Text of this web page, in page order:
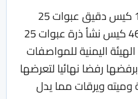
والشحنة عبارة عن 118,000 كيس دقيق عبوات 25
كجم و50 كجم، وكذا 46,000 كيس نشأ ذرة عبوات 25
الهيئة اليمنية للمواصفات
رفضا نهائيا لتعرضها
ويرقات مما يدل